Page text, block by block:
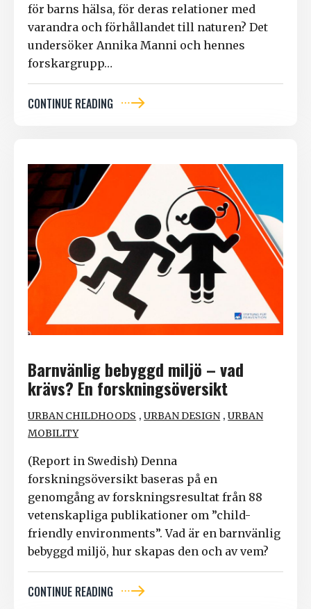
för barns hälsa, för deras relationer med
varandra och förhållandet till naturen? Det
undersöker Annika Manni och hennes
forskargrupp…
CONTINUE READING
Barnvänlig bebyggd miljö – vad
krävs? En forskningsöversikt
URBAN CHILDHOODS ,URBAN DESIGN ,URBAN
MOBILITY
(Report in Swedish) Denna
forskningsöversikt baseras på en
genomgång av forskningsresultat från 88
vetenskapliga publikationer om ”child-
friendly environments”. Vad är en barnvänlig
bebyggd miljö, hur skapas den och av vem?
CONTINUE READING